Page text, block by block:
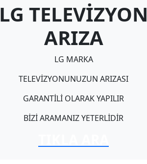
LG TELEVİZYON
ARIZA
LG MARKA
TELEVİZYONUNUZUN ARIZASI
GARANTİLİ OLARAK YAPILIR
BİZİ ARAMANIZ YETERLİDİR